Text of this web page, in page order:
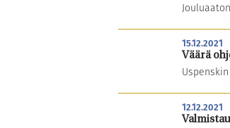
15.12.2021
Väärä
12.12.2021